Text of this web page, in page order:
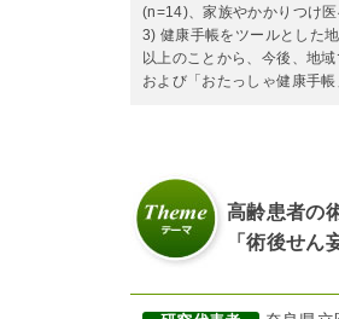
(n=14)、家族やかかりつけ
3) 健康手帳をツールとした
以上のことから、今後、地
および「おたっしゃ健康手
高齢患者の
「術後せ